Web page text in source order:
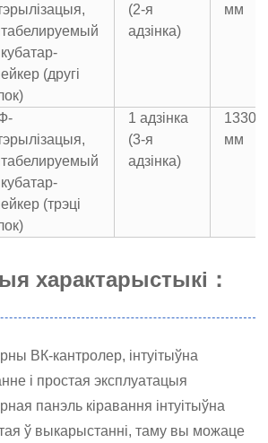
(другі
(2-я
адзінка)
мм
(трэці
1 адзінка
(3-я
адзінка)
мм
характарыстыкі：
ВК-кантролер, інтуітыўна
і простая эксплуатацыя
панэль кіравання інтуітыўна
ў выкарыстанні, таму вы можаце